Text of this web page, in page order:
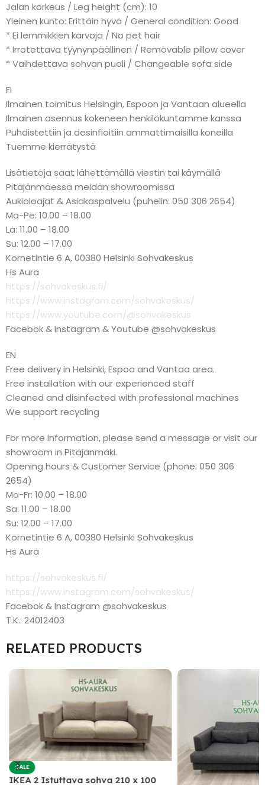
Jalan korkeus / Leg height (cm): 10
Yleinen kunto: Erittäin hyvä / General condition: Good
* Ei lemmikkien karvoja / No pet hair
* Irrotettava tyynynpäällinen / Removable pillow cover
* Vaihdettava sohvan puoli / Changeable sofa side
FI
Ilmainen toimitus Helsingin, Espoon ja Vantaan alueella
Ilmainen asennus kokeneen henkilökuntamme kanssa
Puhdistettiin ja desinfioitiin ammattimaisilla koneilla
Tuemme kierrätystä
Lisätietoja saat lähettämällä viestin tai käymällä
Pitäjänmäessä meidän showroomissa
Aukioloajat & Asiakaspalvelu (puhelin: 050 306 2654)
Ma-Pe: 10.00 – 18.00
La: 11.00 – 18.00
Su: 12.00 – 17.00
Kornetintie 6 A, 00380 Helsinki Sohvakeskus
Hs Aura
https://sohvakeskus.fi/
https://www.instagram.com/sohvakeskus/
https://www.youtube.com/@sohvakeskus
Facebok & Instagram & Youtube @sohvakeskus
EN
Free delivery in Helsinki, Espoo and Vantaa area.
Free installation with our experienced staff
Cleaned and disinfected with professional machines
We support recycling
For more information, please send a message or visit our
showroom in Pitäjänmäki.
Opening hours & Customer Service (phone: 050 306
2654)
Mo-Fr: 10.00 – 18.00
Sa: 11.00 – 18.00
Su: 12.00 – 17.00
Kornetintie 6 A, 00380 Helsinki Sohvakeskus
Hs Aura
https://sohvakeskus.fi/
https://www.instagram.com/sohvakeskus/
Facebok & Instagram @sohvakeskus
T.K.: 24012403
RELATED PRODUCTS
SALE
IKEA 2 Istuttava sohva 210 x 100